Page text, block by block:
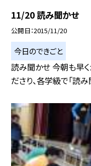
11/20 読み聞かせ
公開日 2015/11/20
今日のできごと
読み聞かせ 今朝も早
ださり、各学級で「読